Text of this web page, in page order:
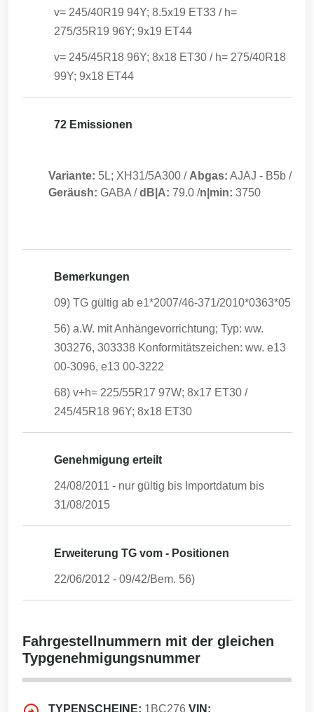
v= 245/40R19 94Y; 8.5x19 ET33 / h=
275/35R19 96Y; 9x19 ET44
v= 245/45R18 96Y; 8x18 ET30 / h= 275/40R18
99Y; 9x18 ET44
72 Emissionen
Variante: 5L; XH31/5A300 / Abgas: AJAJ - B5b /
Geräush: GABA /dB|A: 79.0 /n|min: 3750
Bemerkungen
09) TG gültig ab e1*2007/46-371/2010*0363*05
56) a.W. mit Anhängevorrichtung; Typ: ww.
303276, 303338 Konformitätszeichen: ww. e13
00-3096, e13 00-3222
68) v+h= 225/55R17 97W; 8x17 ET30 /
245/45R18 96Y; 8x18 ET30
Genehmigung erteilt
24/08/2011 - nur gültig bis Importdatum bis
31/08/2015
Erweiterung TG vom - Positionen
22/06/2012 - 09/42/Bem. 56)
Fahrgestellnummern mit der gleichen
Typgenehmigungsnummer
TYPENSCHEINE: 1BC276 VIN: